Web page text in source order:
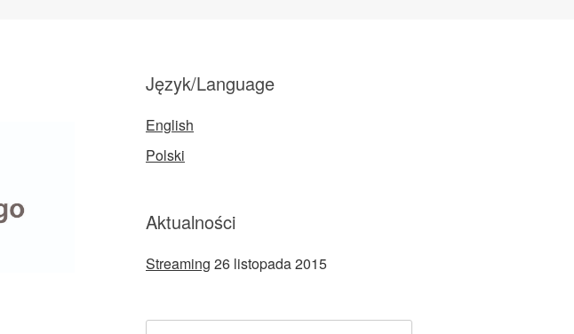
Język/Language
English
Polski
Aktualności
Streaming 26 listopada 2015